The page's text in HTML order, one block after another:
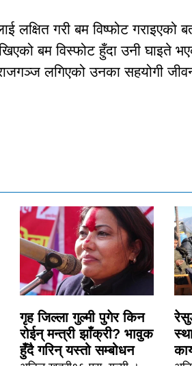
लक्षित गरी बम विष्फोट गराइएको
बम विस्फोट हुँदा उनी घाइते
लगिएको उनका सहयोगी
गृह जिल्ला गुल्मी पुगेर किन
रोईन् मन्त्री झाँक्री? भावुक
हुँदै गरिन् यस्तो सम्बोधन